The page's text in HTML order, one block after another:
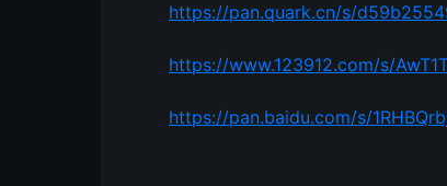
https://pan.quark.cn/s/
https://www.123912.com/s/
https://pan.baidu.com/s/